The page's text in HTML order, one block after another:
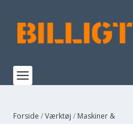
Forside /Værktøj / Maskiner &